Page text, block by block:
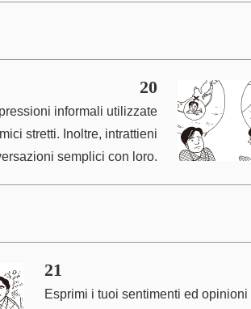
20
informali utilizzate
stretti. Inoltre, intrattieni
semplici con loro.
21
Esprimi i tuoi sentimenti ed opinioni